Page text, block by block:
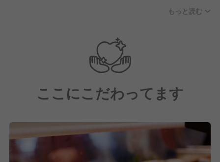
入社後の新人研修は1ヶ月間！研修トレーナーのもと
店舗研修では実践経験を積んでいただき、2ヶ月目に
「包丁を握るのは初めて」「接客が初めて」という人
も、基本的な技術から身につけられる研修です。調理
が得意な方、接客が好きな方、様々な方が活躍できる
最初から出来る人はいません。少しずつ店長への道を
歩んでいきましょう！
もっと読む
ここにこだわってます